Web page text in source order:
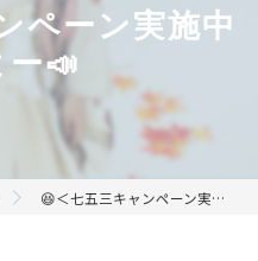
ペーン実施中
📣
😆＜七五三キャンペーン実施中ですよー📣